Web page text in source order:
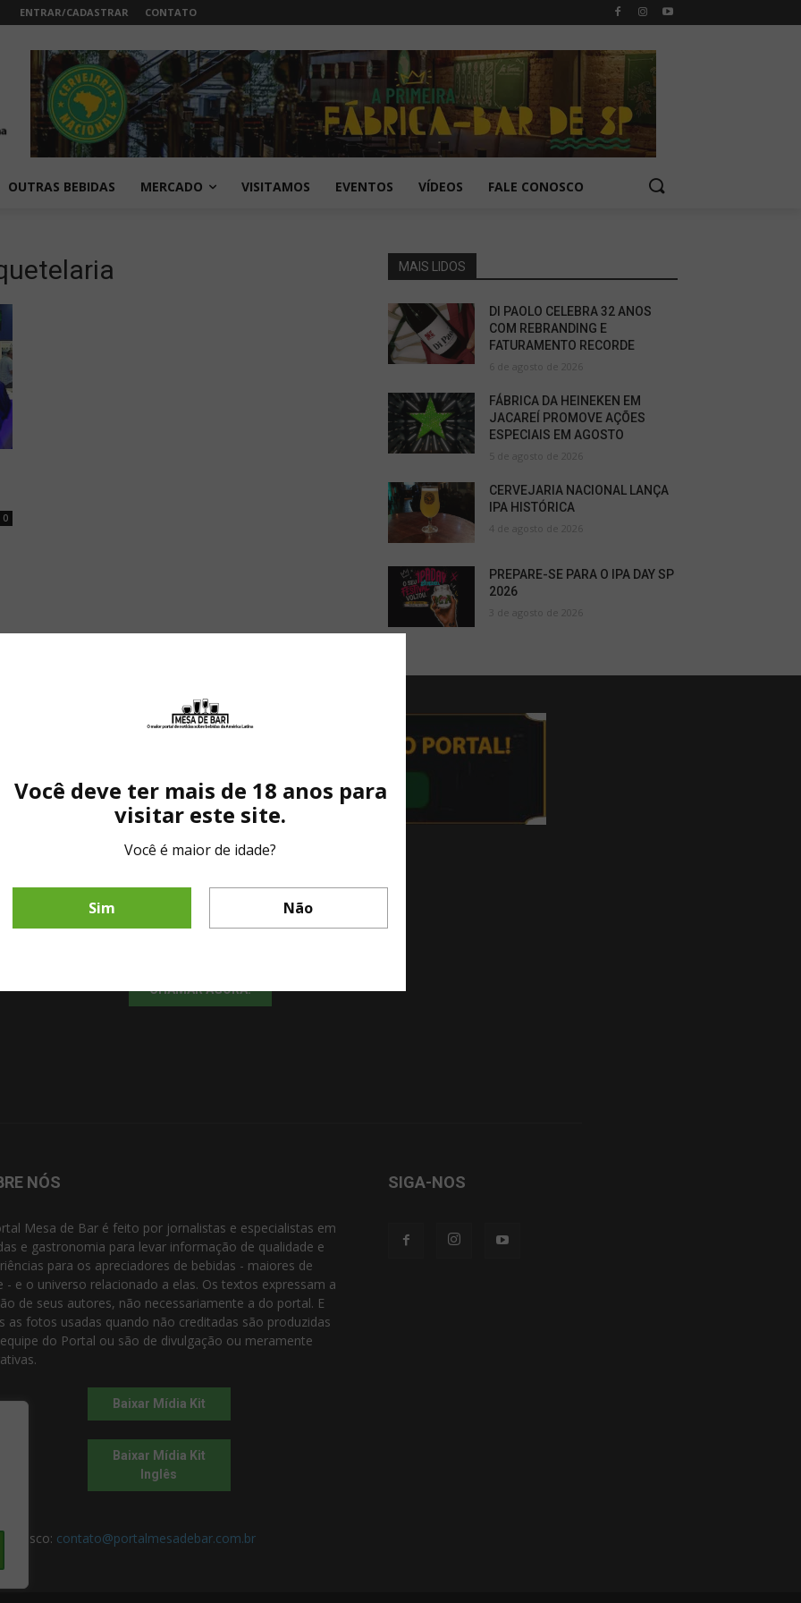
ENTRAR/CADASTRAR CONTATO
OUTRAS BEBIDAS MERCADO VISITAMOS EVENTOS VÍDEOS FALE CONOSCO
0
MAIS LIDOS
DI PAOLO CELEBRA 32 ANOS
COM REBRANDING E
FATURAMENTO RECORDE
6 de agosto de 2026
FÁBRICA DA HEINEKEN EM
JACAREÍ PROMOVE AÇÕES
ESPECIAIS EM AGOSTO
5 de agosto de 2026
CERVEJARIA NACIONAL LANÇA
IPA HISTÓRICA
4 de agosto de 2026
PREPARE-SE PARA O IPA DAY SP
2026
3 de agosto de 2026
Fale diretamente com nosso representante comercial por whatsapp.
CHAMAR AGORA!
Você deve ter mais de 18 anos para
visitar este site.
Você é maior de idade?
Sim Não
NÓS
Mesa de Bar é feito por jornalistas e especialistas em
e gastronomia para levar informação de qualidade e
para os apreciadores de bebidas - maiores de
- e o universo relacionado a elas. Os textos expressam a
de seus autores, não necessariamente a do portal. E
as fotos usadas quando não creditadas são produzidas
do Portal ou são de divulgação ou meramente
Baixar Mídia Kit
Baixar Mídia Kit
Inglês
contato@portalmesadebar.com.br
SIGA-NOS